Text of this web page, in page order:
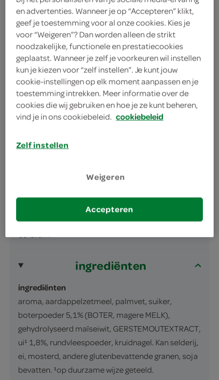
verwerkt in de winkelmand.
authentieke jus
Smaakvolle jus
Geef smaak aan je gerechten
VLEESJUS
inhoud en gewicht
69 Gram
ingrediënten
ingrediënten
aroma, aardappelzetmeel, palmvet, suiker,
boterpoeder 5,1% (BOTER, magere MELK),
gehydrolyseerd maïseiwit, GERSTEMOUTEXTRACT,
ui¹ 1,8%, rundvleespoeder, kruidnagel. Kan selderij,
ei, mosterd, andere glutenbevattende granen, soja
bevatten. ¹op duurzame wijze geteeld.
en advertenties. Wanneer je op “Accepteren” klikt,
geef je toestemming voor al onze cookies. Kies je
voor “Weigeren”? Dan worden alleen de strikt
noodzakelijke, functionele en prestatiecookies
geplaatst. Wanneer je zelf je voorkeuren wil instellen
kun je kiezen voor “zelf instellen”. Je kunt jouw
cookie-instellingen op elk moment aanpassen en je
toestemming intrekken. Meer informatie over de
cookies die wij gebruiken en hoe je ze kunt beheren,
vind je in ons cookiebeleid. cookiebeleid
Zelf instellen
Weigeren
Accepteren